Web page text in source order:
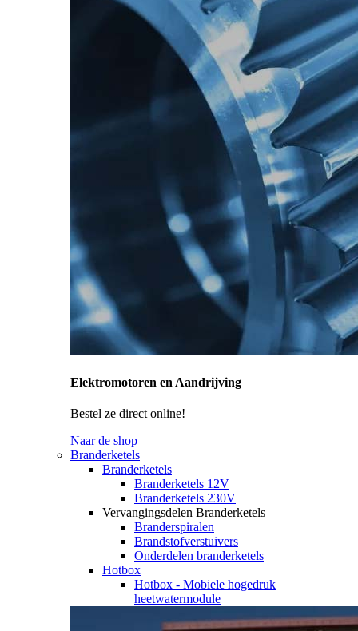
Elektromotoren en Aandrijving
Bestel ze direct online!
Naar de shop
Branderketels
Branderketels
Branderketels 12V
Branderketels 230V
Vervangingsdelen Branderketels
Branderspiralen
Brandstofverstuivers
Onderdelen branderketels
Hotbox
Hotbox - Mobiele hogedruk
heetwatermodule